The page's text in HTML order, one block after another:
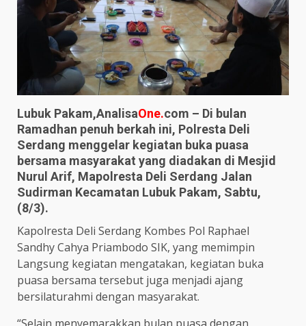
Lubuk Pakam,AnalisaOne.com – Di bulan
Ramadhan penuh berkah ini, Polresta Deli
Serdang menggelar kegiatan buka puasa
bersama masyarakat yang diadakan di Mesjid
Nurul Arif, Mapolresta Deli Serdang Jalan
Sudirman Kecamatan Lubuk Pakam, Sabtu,
(8/3).
Kapolresta Deli Serdang Kombes Pol Raphael
Sandhy Cahya Priambodo SIK, yang memimpin
Langsung kegiatan mengatakan, kegiatan buka
puasa bersama tersebut juga menjadi ajang
bersilaturahmi dengan masyarakat.